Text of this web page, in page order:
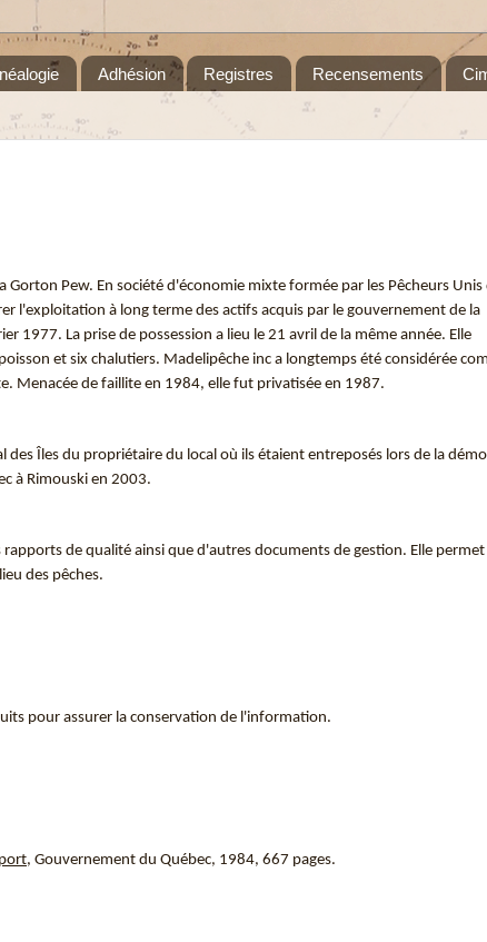
Adhésion Registres Recensements
Pew. En société d'économie mixte formée par les Pêcheurs Unis
l'exploitation à long terme des actifs acquis par le gouvernement de la
1977. La prise de possession a lieu le 21 avril de la même année. Elle
et six chalutiers. Madelipêche inc a longtemps été considérée
Menacée de faillite en 1984, elle fut privatisée en 1987.
Îles du propriétaire du local où ils étaient entreposés lors de la
à Rimouski en 2003.
de qualité ainsi que d'autres documents de gestion. Elle permet
des pêches.
pour assurer la conservation de l'information.
, Gouvernement du Québec, 1984, 667 pages.